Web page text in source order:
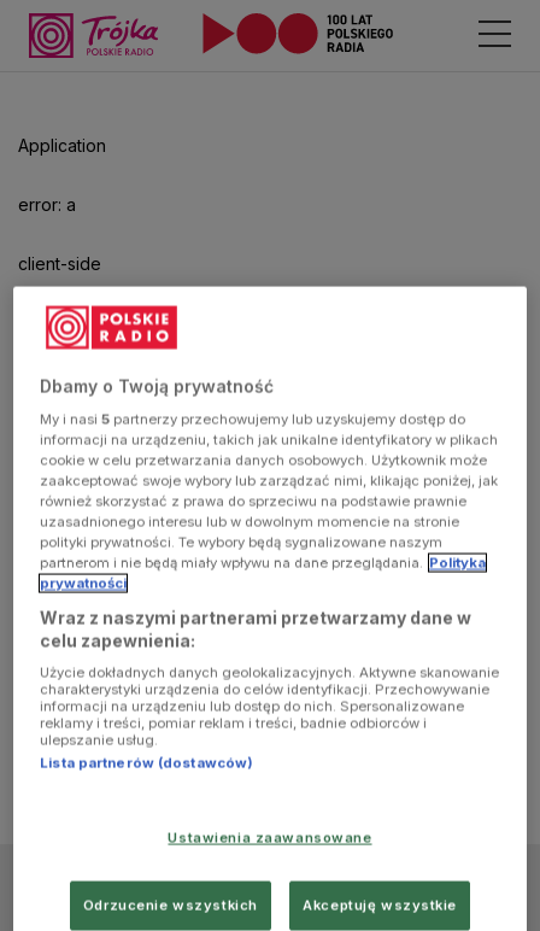
Application
error: a
client-side
exception
has
occurred
(see the
browser
console for
more
information)
Dbamy o Twoją prywatność
My i nasi5 partnerzy przechowujemy lub uzyskujemy dostęp do
informacji na urządzeniu, takich jak unikalne identyfikatory w plikach
cookie w celu przetwarzania danych osobowych. Użytkownik może
zaakceptować swoje wybory lub zarządzać nimi, klikając poniżej, jak
również skorzystać z prawa do sprzeciwu na podstawie prawnie
uzasadnionego interesu lub w dowolnym momencie na stronie
polityki prywatności. Te wybory będą sygnalizowane naszym
partnerom i nie będą miały wpływu na dane przeglądania. Polityka
prywatności
Wraz z naszymi partnerami przetwarzamy dane w
celu zapewnienia:
Użycie dokładnych danych geolokalizacyjnych. Aktywne skanowanie
charakterystyki urządzenia do celów identyfikacji. Przechowywanie
informacji na urządzeniu lub dostęp do nich. Spersonalizowane
reklamy i treści, pomiar reklam i treści, badnie odbiorców i
ulepszanie usług.
Lista partnerów (dostawców)
Ustawienia zaawansowane
Odrzucenie wszystkich Akceptuję wszystkie